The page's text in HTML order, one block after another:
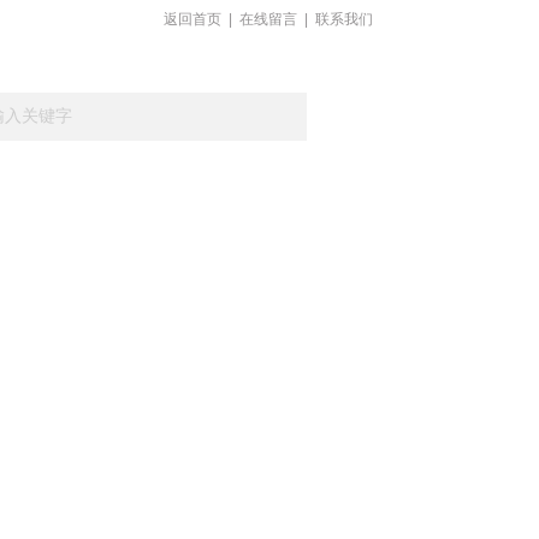
返回首页 在线留言 联系我们